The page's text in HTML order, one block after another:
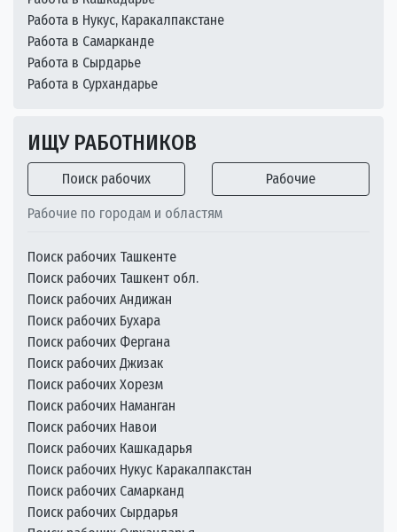
Работа в Нукус, Каракалпакстане
Работа в Самарканде
Работа в Сырдарье
Работа в Сурхандарье
ИЩУ РАБОТНИКОВ
Поиск рабочих Рабочие
Рабочие по городам и областям
Поиск рабочих Ташкенте
Поиск рабочих Ташкент обл.
Поиск рабочих Андижан
Поиск рабочих Бухара
Поиск рабочих Фергана
Поиск рабочих Джизак
Поиск рабочих Хорезм
Поиск рабочих Наманган
Поиск рабочих Навои
Поиск рабочих Кашкадарья
Поиск рабочих Нукус Каракалпакстан
Поиск рабочих Самарканд
Поиск рабочих Сырдарья